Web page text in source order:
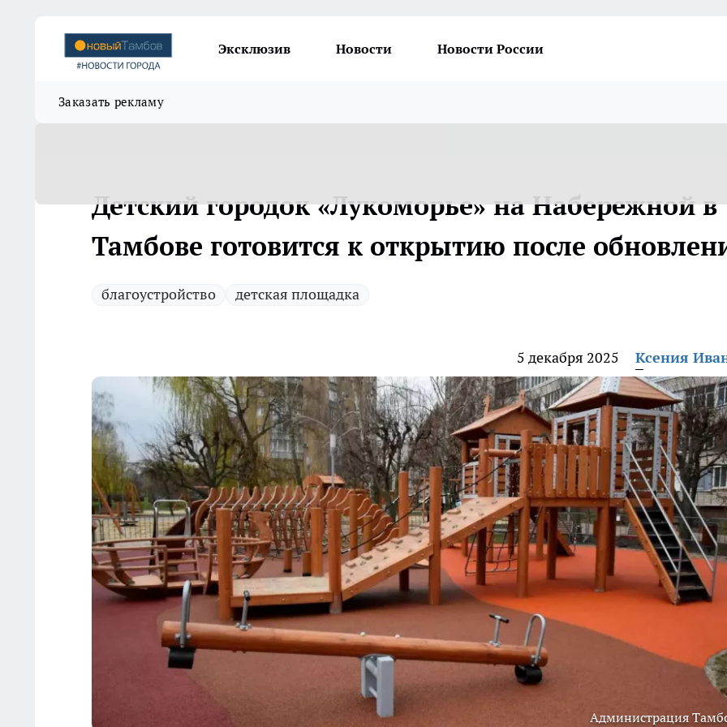
Эксклюзив Новости Новости России
Заказать рекламу
Детский городок «Лукоморье» на Набережной в
Тамбове готовится к открытию после
благоустройство детская площадка
5 декабря 2025 Ксения
Администрация